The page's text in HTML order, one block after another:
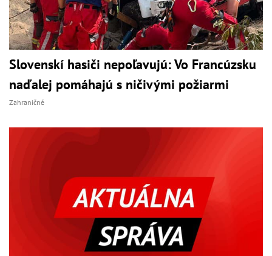
Slovenskí hasiči nepoľavujú: Vo Francúzsku
naďalej pomáhajú s ničivými požiarmi
Zahraničné